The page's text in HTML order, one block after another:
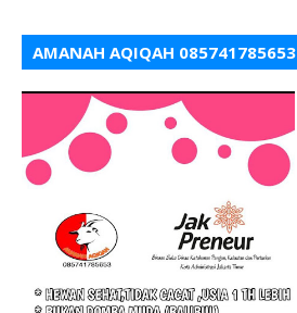
AMANAH AQIQAH 085741785653